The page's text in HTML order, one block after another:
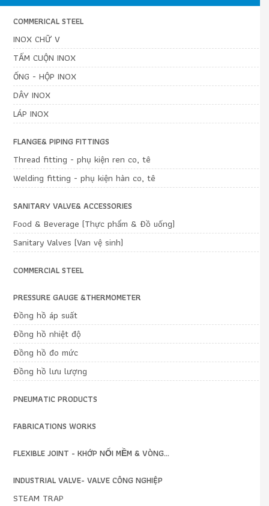
COMMERICAL STEEL
INOX CHỮ V
TẤM CUỘN INOX
ỐNG - HỘP INOX
DÂY INOX
LÁP INOX
FLANGE& PIPING FITTINGS
Thread fitting - phụ kiện ren co, tê
Welding fitting - phụ kiện hàn co, tê
SANITARY VALVE& ACCESSORIES
Food & Beverage (Thực phẩm & Đồ uống)
Sanitary Valves (Van vệ sinh)
COMMERCIAL STEEL
PRESSURE GAUGE &THERMOMETER
Đồng hồ áp suất
Đồng hồ nhiệt độ
Đồng hồ đo mức
Đồng hồ lưu lượng
PNEUMATIC PRODUCTS
FABRICATIONS WORKS
FLEXIBLE JOINT - KHỚP NỐI MỀM & VÒNG...
INDUSTRIAL VALVE- VALVE CÔNG NGHIỆP
STEAM TRAP